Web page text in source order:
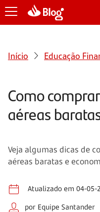
Início Educação
Como
aéreas
Veja algumas dicas de
aéreas baratas e
Atualizado em 04-05-
por Equipe Santander